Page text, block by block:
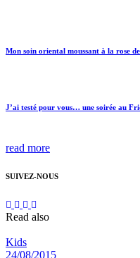
Mon soin oriental moussant à la rose
J’ai testé pour vous… une soirée au
read more
SUIVEZ-NOUS
Read also
Kids
24/08/2015